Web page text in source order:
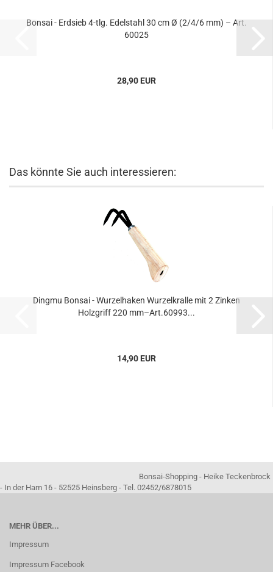
Bonsai - Erdsieb 4-tlg. Edelstahl 30 cm Ø (2/4/6 mm) – Art.
60025
28,90 EUR
Das könnte Sie auch interessieren:
Dingmu Bonsai - Wurzelhaken Wurzelkralle mit 2 Zinken
Holzgriff 220 mm–Art.60993...
14,90 EUR
Bonsai-Shopping - Heike Teckenbrock
- In der Ham 16 - 52525 Heinsberg - Tel. 02452/6878015
MEHR ÜBER...
Impressum
Impressum Facebook